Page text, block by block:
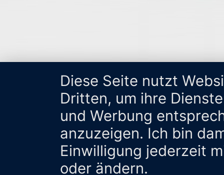
Diese Seite nutzt
Dritten, um ihre
und Werbung
anzuzeigen. Ich bin
Einwilligung jederzeit
oder ändern.